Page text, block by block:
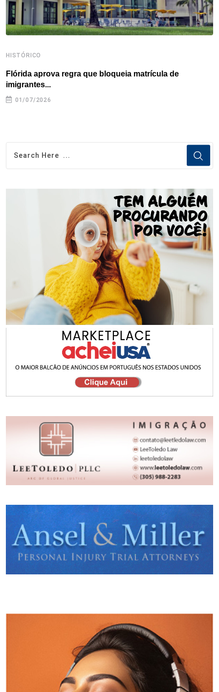
HISTÓRICO
Flórida aprova regra que bloqueia matrícula de
imigrantes...
01/07/2026